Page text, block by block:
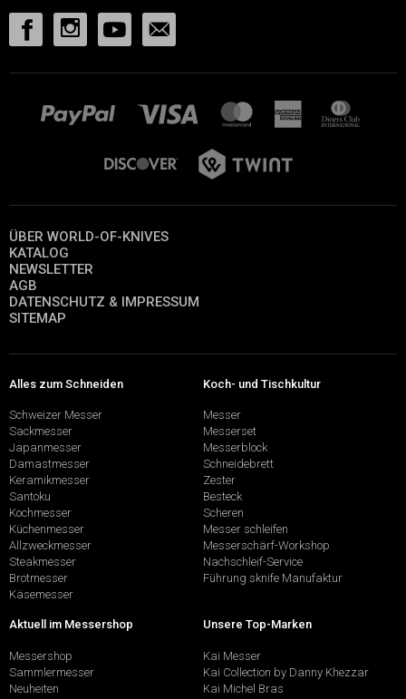
ÜBER WORLD-OF-KNIVES
KATALOG
NEWSLETTER
AGB
DATENSCHUTZ & IMPRESSUM
SITEMAP
Alles zum Schneiden
Schweizer Messer
Sackmesser
Japanmesser
Damastmesser
Keramikmesser
Santoku
Kochmesser
Küchenmesser
Allzweckmesser
Steakmesser
Brotmesser
Käsemesser
Koch- und Tischkultur
Messer
Messerset
Messerblock
Schneidebrett
Zester
Besteck
Scheren
Messer schleifen
Messerschärf-Workshop
Nachschleif-Service
Führung sknife Manufaktur
Aktuell im Messershop
Messershop
Sammlermesser
Neuheiten
Unsere Top-Marken
Kai Messer
Kai Collection by Danny Khezzar
Kai Michel Bras